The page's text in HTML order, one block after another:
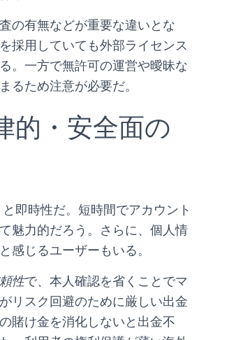
の有無などが重要な違いとな
採用していても外部ライセンス
。一方で無許可の運営や曖昧な
るため注意が必要だ。
的・安全面の
即時性だ。短時間でアカウント
魅力的だろう。さらに、個人情
感じるユーザーもいる。
性で、本人確認を省くことでマ
リスク回避のために厳しい出金
賭け金を消化しないと出金不